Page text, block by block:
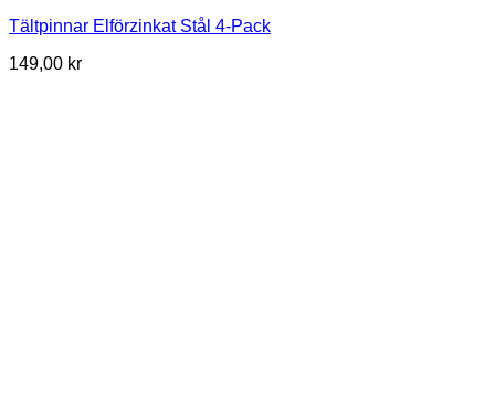
Tältpinnar Elförzinkat Stål 4-Pack
149,00 kr